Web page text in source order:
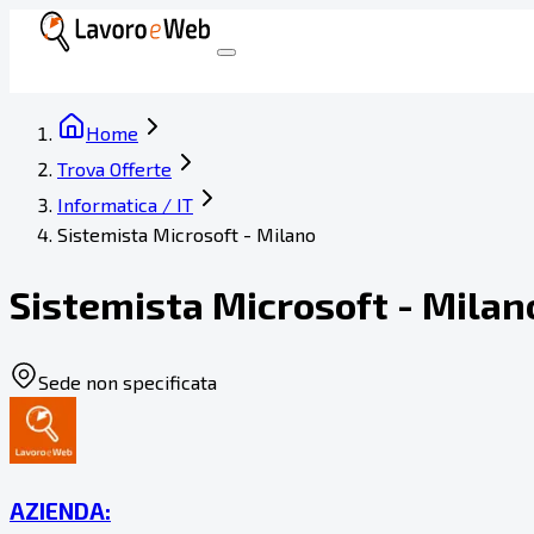
Home
Trova Offerte
Informatica / IT
Sistemista Microsoft - Milano
Sistemista Microsoft -
Sede non specificata
AZIENDA: